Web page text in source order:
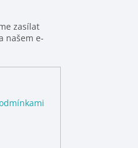
zasílat
našem e-